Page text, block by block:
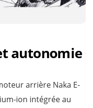
autonomie
arrière Naka E-
ion intégrée au